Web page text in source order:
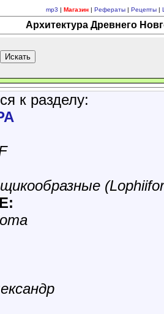
mp3 | Магазин| Рефераты| Рецепты|
Архитектура Древнего
к разделу: